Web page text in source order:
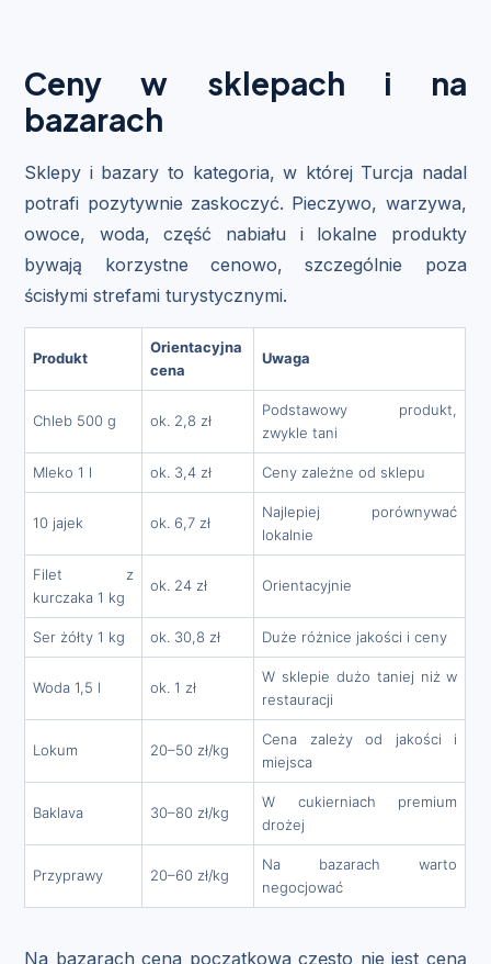
Ceny w sklepach i na
bazarach
Sklepy i bazary to kategoria, w której Turcja nadal
potrafi pozytywnie zaskoczyć. Pieczywo, warzywa,
owoce, woda, część nabiału i lokalne produkty
bywają korzystne cenowo, szczególnie poza
ścisłymi strefami turystycznymi.
Produkt
Orientacyjna
cena
Uwaga
Chleb 500 g ok. 2,8 zł
Podstawowy produkt,
zwykle tani
Mleko 1 l ok. 3,4 zł Ceny zależne od sklepu
10 jajek ok. 6,7 zł
Najlepiej porównywać
lokalnie
Filet z
kurczaka 1 kg
ok. 24 zł Orientacyjnie
Ser żółty 1 kg ok. 30,8 zł Duże różnice jakości i ceny
Woda 1,5 l ok. 1 zł
W sklepie dużo taniej niż w
restauracji
Lokum 20–50 zł/kg
Cena zależy od jakości i
miejsca
Baklava 30–80 zł/kg
W cukierniach premium
drożej
Przyprawy 20–60 zł/kg
Na bazarach warto
negocjować
Na bazarach cena początkowa często nie jest ceną